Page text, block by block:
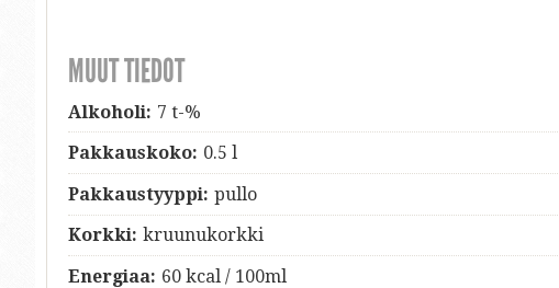
MUUT TIEDOT
Alkoholi: 7 t-%
Pakkauskoko: 0.5 l
Pakkaustyyppi: pullo
Korkki: kruunukorkki
Energiaa: 60 kcal / 100ml